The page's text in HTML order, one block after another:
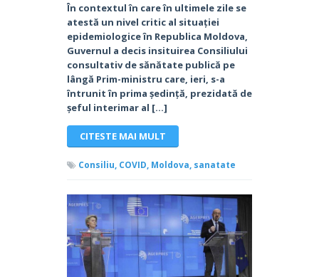
În contextul în care în ultimele zile se
atestă un nivel critic al situației
epidemiologice în Republica Moldova,
Guvernul a decis insituirea Consiliului
consultativ de sănătate publică pe
lângă Prim-ministru care, ieri, s-a
întrunit în prima ședință, prezidată de
șeful interimar al […]
CITESTE MAI MULT
Consiliu, COVID, Moldova, sanatate